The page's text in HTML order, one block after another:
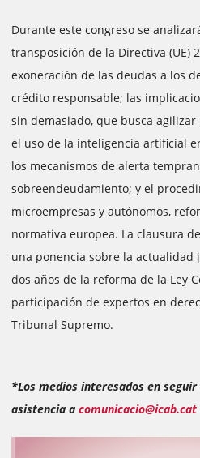
Durante este congreso se
transposición de la Directiva (UE)
exoneración de las deudas a los
crédito responsable; las
sin demasiado, que busca
el uso de la inteligencia artificial
los mecanismos de alerta
sobreendeudamiento; y el
microempresas y autónomos,
normativa europea. La clausura
una ponencia sobre la
dos años de la reforma de la Ley
participación de expertos en
Tribunal Supremo.
*Los medios interesados en
asistencia a comunicacio@icab.cat